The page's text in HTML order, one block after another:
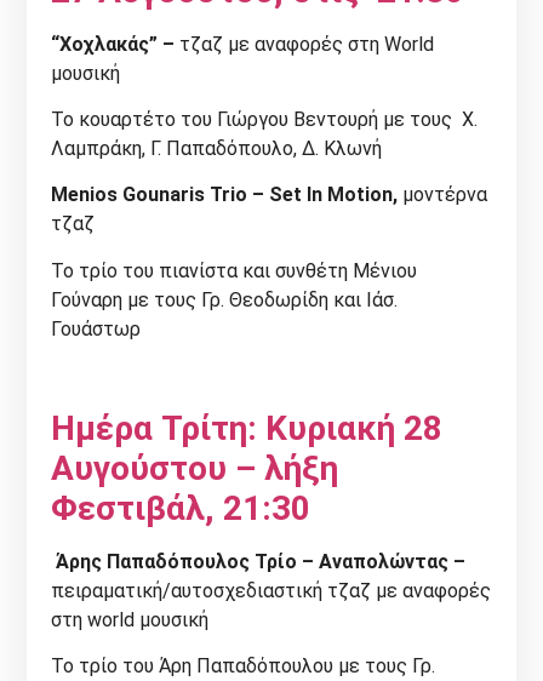
“Χοχλακάς” – τζαζ με αναφορές στη World
μουσική
Το κουαρτέτο του Γιώργου Βεντουρή με τους Χ.
Λαμπράκη, Γ. Παπαδόπουλο, Δ. Κλωνή
Menios Gounaris Trio – Set In Motion, μοντέρνα
τζαζ
Το τρίο του πιανίστα και συνθέτη Μένιου
Γούναρη με τους Γρ. Θεοδωρίδη και Ιάσ.
Γουάστωρ
Ημέρα Τρίτη: Κυριακή 28
Αυγούστου – λήξη
Φεστιβάλ, 21:30
Άρης Παπαδόπουλος Τρίο – Αναπολώντας –
πειραματική/αυτοσχεδιαστική τζαζ με αναφορές
στη world μουσική
Το τρίο του Άρη Παπαδόπουλου με τους Γρ.